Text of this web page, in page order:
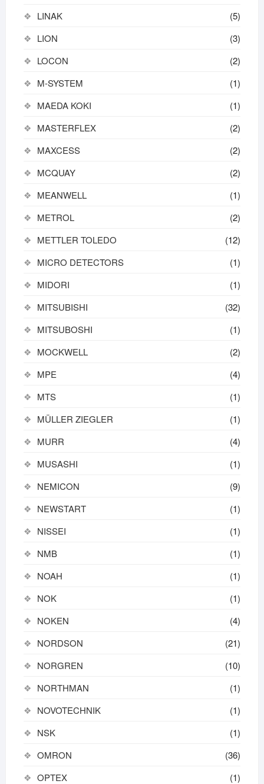
LINAK
(5)
LION
(3)
LOCON
(2)
M-SYSTEM
(1)
MAEDA KOKI
(1)
MASTERFLEX
(2)
MAXCESS
(2)
MCQUAY
(2)
MEANWELL
(1)
METROL
(2)
METTLER TOLEDO
(12)
MICRO DETECTORS
(1)
MIDORI
(1)
MITSUBISHI
(32)
MITSUBOSHI
(1)
MOCKWELL
(2)
MPE
(4)
MTS
(1)
MÜLLER ZIEGLER
(1)
MURR
(4)
MUSASHI
(1)
NEMICON
(9)
NEWSTART
(1)
NISSEI
(1)
NMB
(1)
NOAH
(1)
NOK
(1)
NOKEN
(4)
NORDSON
(21)
NORGREN
(10)
NORTHMAN
(1)
NOVOTECHNIK
(1)
NSK
(1)
OMRON
(36)
OPTEX
(1)